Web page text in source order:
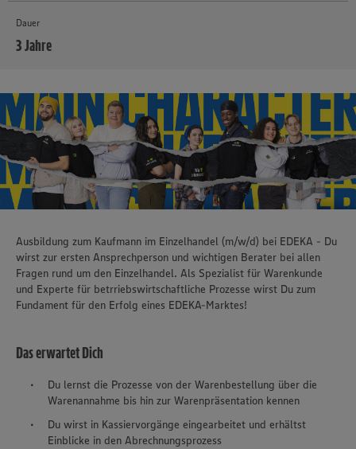
Dauer
3 Jahre
Ausbildung zum Kaufmann im Einzelhandel (m/w/d) bei EDEKA - Du
wirst zur ersten Ansprechperson und wichtigen Berater bei allen
Fragen rund um den Einzelhandel. Als Spezialist für Warenkunde
und Experte für betrriebswirtschaftliche Prozesse wirst Du zum
Fundament für den Erfolg eines EDEKA-Marktes!
Das erwartet Dich
Du lernst die Prozesse von der Warenbestellung über die
Warenannahme bis hin zur Warenpräsentation kennen
Du wirst in Kassiervorgänge eingearbeitet und erhältst
Einblicke in den Abrechnungsprozess